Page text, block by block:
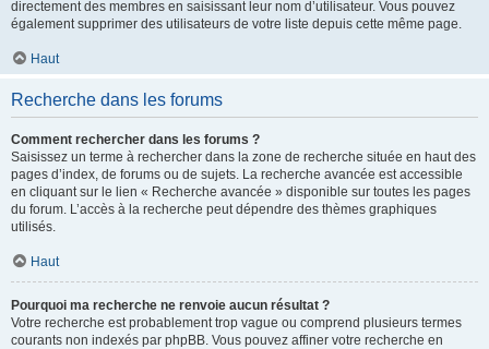
directement des membres en saisissant leur nom d’utilisateur. Vous pouvez
également supprimer des utilisateurs de votre liste depuis cette même page.
Haut
Recherche dans les forums
Comment rechercher dans les forums ?
Saisissez un terme à rechercher dans la zone de recherche située en haut des
pages d’index, de forums ou de sujets. La recherche avancée est accessible
en cliquant sur le lien « Recherche avancée » disponible sur toutes les pages
du forum. L’accès à la recherche peut dépendre des thèmes graphiques
utilisés.
Haut
Pourquoi ma recherche ne renvoie aucun résultat ?
Votre recherche est probablement trop vague ou comprend plusieurs termes
courants non indexés par phpBB. Vous pouvez affiner votre recherche en